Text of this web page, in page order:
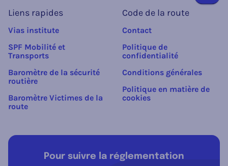
Liens rapides
Vias institute
SPF Mobilité et
Transports
Baromètre de la sécurité
routière
Baromètre Victimes de la
route
Code de la route
Contact
Politique de
confidentialité
Conditions générales
Politique en matière de
cookies
Pour suivre la réglementation